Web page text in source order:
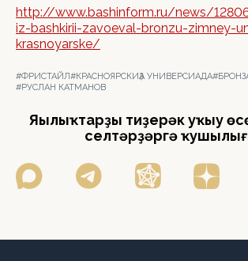
http://www.bashinform.ru/news/
iz-bashkirii-zavoeval-bronzu-zimney-
krasnoyarske/
#ФРИСТАЙЛ#КРАСНОЯРСКИҘА УНИВЕРСИАДА
#РУСЛАН КАТМАНОВ
Яңылыҡтарҙы тиҙерәк уҡыу
селтәрҙәргә